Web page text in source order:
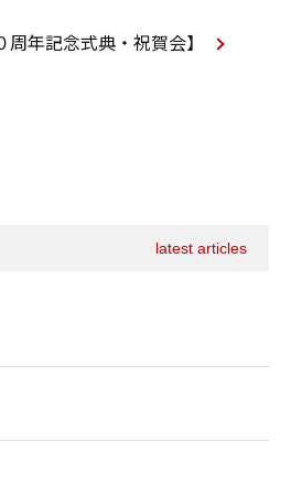
年記念式典・祝賀会】
latest articles